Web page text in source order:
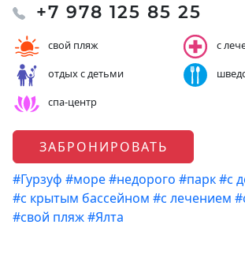
+7 978 125 85 25
свой пляж
с
отдых с детьми
спа-центр
ЗАБРОНИРОВАТЬ
#Гурзуф #море#недорого #парк#с
#с крытым бассейном #с лечением
#свой пляж#Ялта